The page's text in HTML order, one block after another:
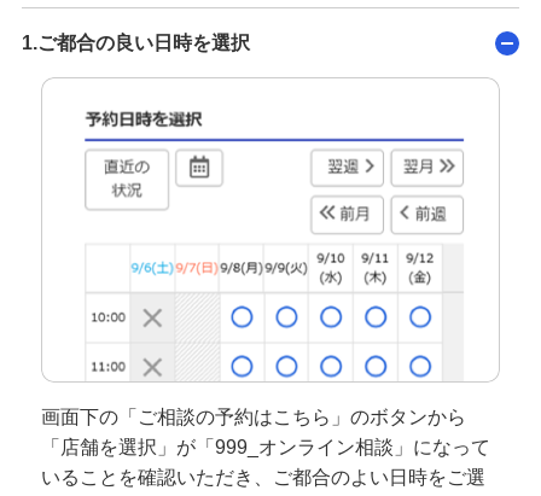
1.ご都合の良い日時を選択
画面下の「ご相談の予約はこちら」のボタンから
「店舗を選択」が「999_オンライン相談」になって
いることを確認いただき、ご都合のよい日時をご選